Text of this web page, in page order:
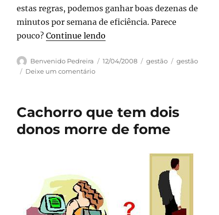
estas regras, podemos ganhar boas dezenas de
minutos por semana de eficiência. Parece
pouco?Continue lendo
Autor
Benvenido Pedreira
Publicado
12/04/2008 Categorias
gestão Tags
gestão
Deixe um comentárioem
ouro
uma
eletrônico
Cachorro que tem dois
donos morre de fome